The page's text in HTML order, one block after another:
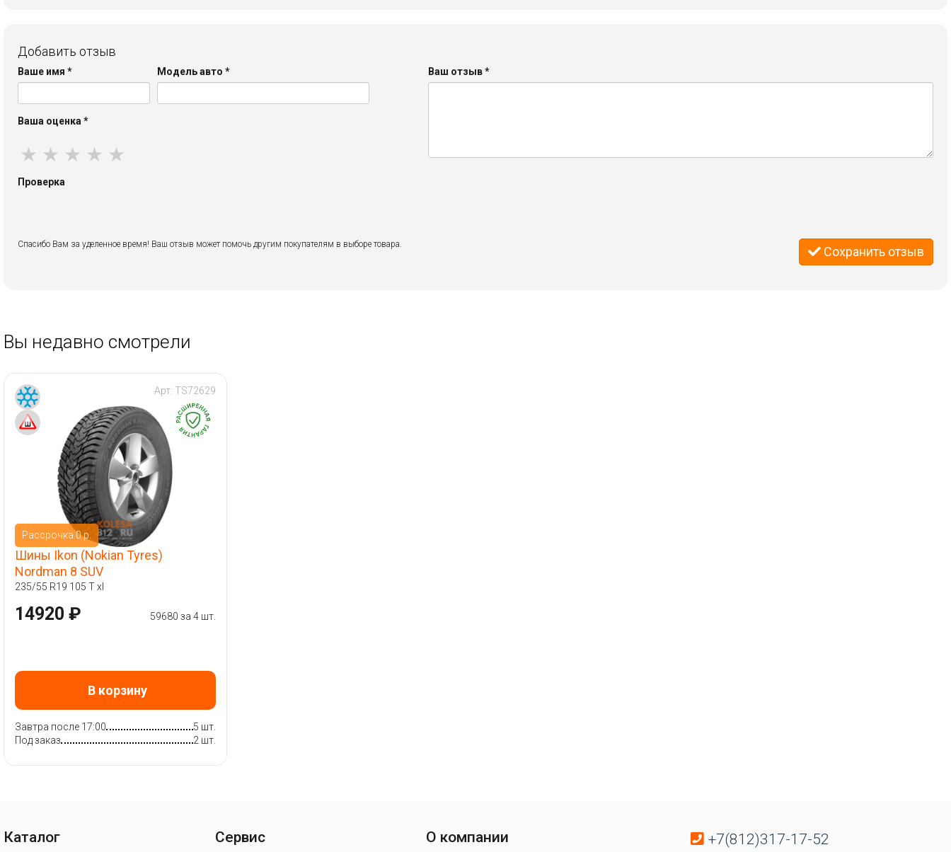
Добавить отзыв
Ваше имя * Модель авто*
Ваша оценка *
★ ★ ★ ★ ★
Ваш отзыв*
Проверка
Спасибо Вам за уделенное время! Ваш отзыв может помочь другим покупателям в выборе товара. Сохранить отзыв
Вы недавно смотрели
Рассрочка 0 р.
Арт: TS72629
Шины Ikon (Nokian Tyres)
Nordman 8 SUV
235/55 R19 105 T xl
14920 ₽ 59680 за 4 шт.
В корзину
Завтра после 17:00
5 шт.
Под заказ
2 шт.
Каталог Сервис О компании +7(812)317-17-52